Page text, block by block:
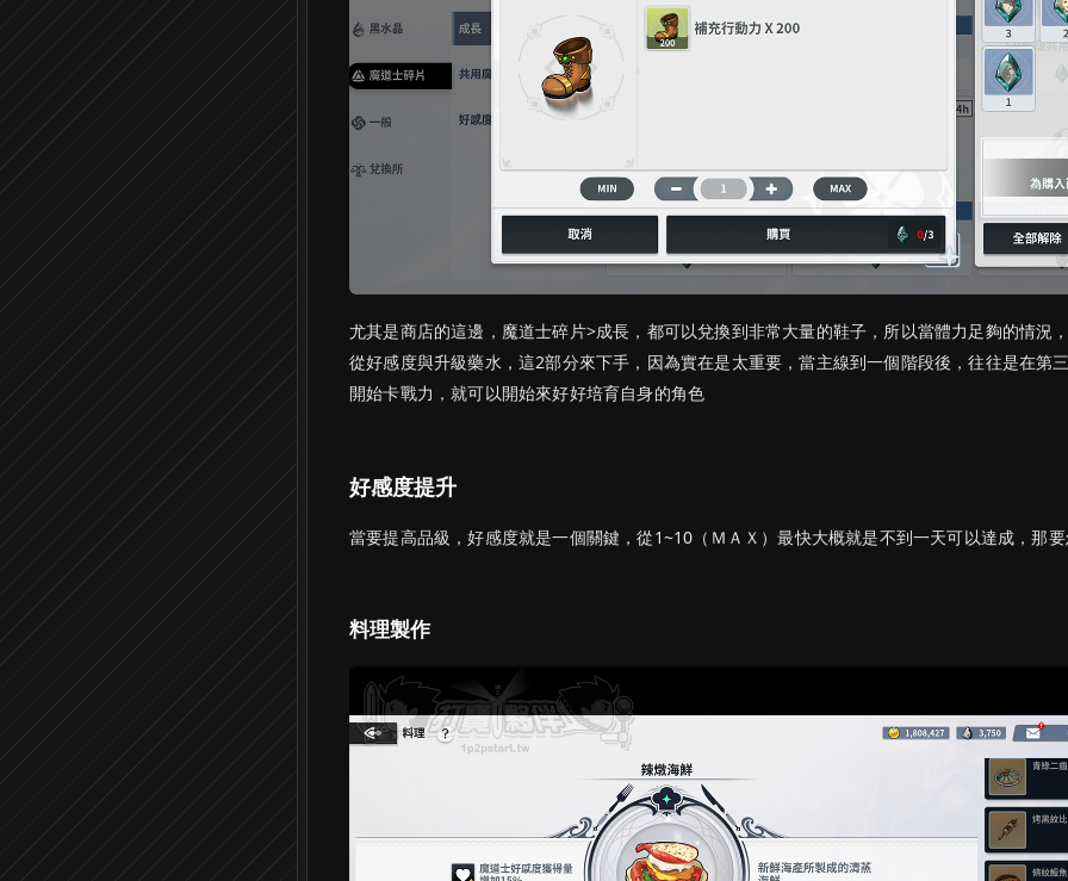
尤其是商店的這邊，魔道士碎片>成長，都可以兌換到非常大量的鞋子，所以當體力足夠的情況
從好感度與升級藥水，這2部分來下手，因為實在是太重要，當主線到一個階段後，往往是在第
開始卡戰力，就可以開始來好好培育自身的角色
好感度提升
當要提高品級，好感度就是一個關鍵，從1~10（ＭＡＸ）最快大概就是不到一天可以達成，那
料理製作